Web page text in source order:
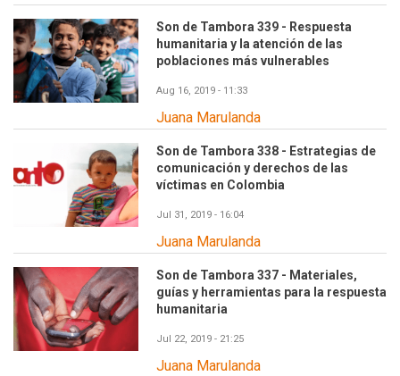
Son de Tambora 339 - Respuesta
humanitaria y la atención de las
poblaciones más vulnerables
Aug 16, 2019 - 11:33
Juana Marulanda
Son de Tambora 338 - Estrategias de
comunicación y derechos de las
víctimas en Colombia
Jul 31, 2019 - 16:04
Juana Marulanda
Son de Tambora 337 - Materiales,
guías y herramientas para la respuesta
humanitaria
Jul 22, 2019 - 21:25
Juana Marulanda